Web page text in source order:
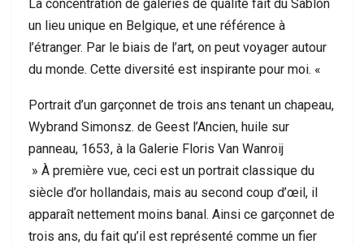
La concentration de galeries de qualité fait du Sablon
un lieu unique en Belgique, et une référence à
l’étranger. Par le biais de l’art, on peut voyager autour
du monde. Cette diversité est inspirante pour moi. «
Portrait d’un garçonnet de trois ans tenant un chapeau,
Wybrand Simonsz. de Geest l’Ancien, huile sur
panneau, 1653, à la Galerie Floris Van Wanroij
» À première vue, ceci est un portrait classique du
siècle d’or hollandais, mais au second coup d’œil, il
apparaît nettement moins banal. Ainsi ce garçonnet de
trois ans, du fait qu’il est représenté comme un fier